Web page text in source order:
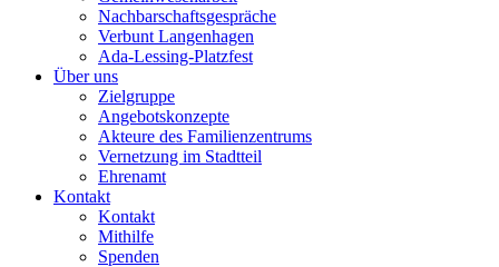
Nachbarschaftsgespräche
Verbunt Langenhagen
Ada-Lessing-Platzfest
Über uns
Zielgruppe
Angebotskonzepte
Akteure des Familienzentrums
Vernetzung im Stadtteil
Ehrenamt
Kontakt
Kontakt
Mithilfe
Spenden